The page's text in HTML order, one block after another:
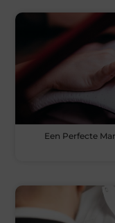
Een Perfecte